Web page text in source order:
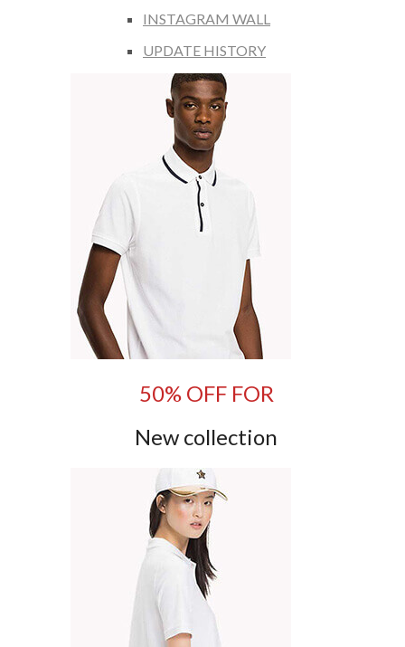
INSTAGRAM WALL
UPDATE HISTORY
50% OFF FOR
New collection